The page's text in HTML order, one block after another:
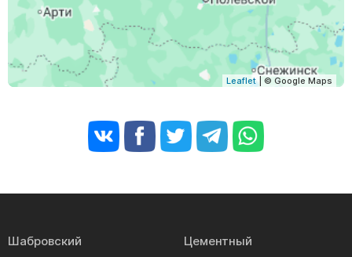
Leaflet| © Google Maps
Шабровский
Цементный